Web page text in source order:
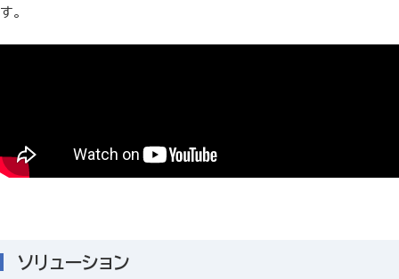
す。
ソリューション